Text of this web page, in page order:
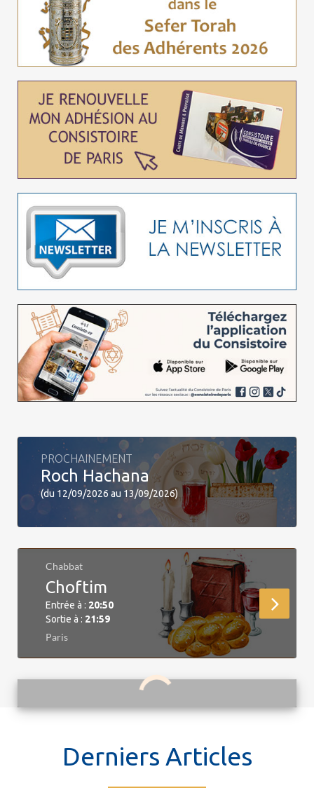
PROCHAINEMENT
Roch Hachana
(du 12/09/2026 au 13/09/2026)
Chabbat
Choftim
Entrée à : 20:50
Sortie à : 21:59
Paris
Derniers Articles